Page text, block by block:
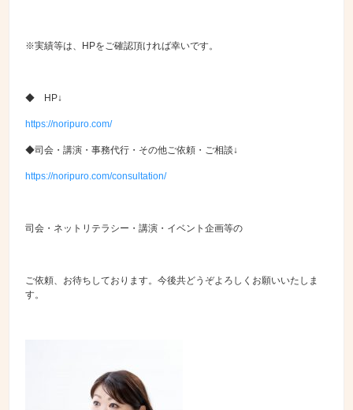
※実績等は、HPをご確認頂ければ幸いです。
◆ HP↓
https://noripuro.com/
◆司会・講演・事務代行・その他ご依頼・ご相談↓
https://noripuro.com/consultation/
司会・ネットリテラシー・講演・イベント企画等の
ご依頼、お待ちしております。今後共どうぞよろしくお願いいたしま
す。